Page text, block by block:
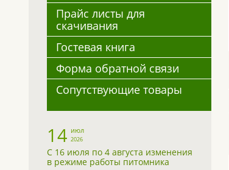
Прайс листы для
скачивания
Гостевая книга
Форма обратной связи
Сопутствующие товары
14 июл
2026
С 16 июля по 4 августа изменения
в режиме работы питомника